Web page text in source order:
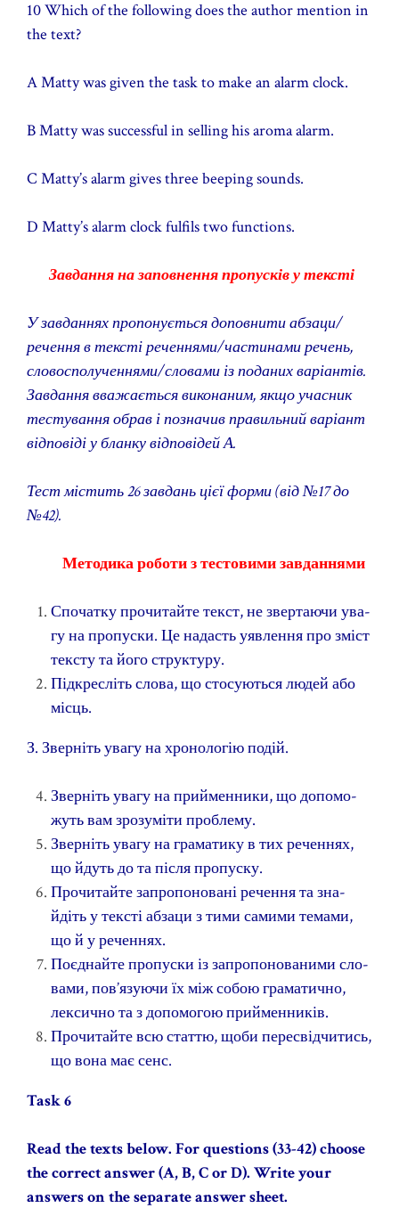
10 Which of the following does the author mention in
the text?
A Matty was given the task to make an alarm clock.
B Matty was successful in selling his aroma alarm.
C Matty’s alarm gives three beeping sounds.
D Matty’s alarm clock fulfils two functions.
Завдання на заповнення пропусків у тексті
У завданнях пропонується доповнити абзаци/
речення в тексті реченнями/частинами речень,
словосполученнями/словами із поданих варіантів.
Завдання вважається виконаним, якщо учасник
тестування обрав і позначив правильний варіант
відповіді у бланку відповідей А.
Тест містить 26 завдань цієї форми (від №17 до
№42).
Методика роботи з тестовими завданнями
Спочатку прочитайте текст, не звертаючи ува­
гу на пропуски. Це надасть уявлення про зміст
тексту та його структуру.
Підкресліть слова, що стосуються людей або
місць.
З. Зверніть увагу на хронологію подій.
Зверніть увагу на прийменники, що допомо­
жуть вам зрозуміти проблему.
Зверніть увагу на граматику в тих реченнях,
що йдуть до та після пропуску.
Прочитайте запропоновані речення та зна­
йдіть у тексті абзаци з тими самими темами,
що й у реченнях.
Поєднайте пропуски із запропонованими сло­
вами, пов’язуючи їх між собою граматично,
лексично та з допомогою прийменників.
Прочитайте всю статтю, щоби пересвідчитись,
що вона має сенс.
Task 6
Read the texts below. For questions (33-42) choose
the correct answer (A, B, C or D). Write your
answers on the separate answer sheet.